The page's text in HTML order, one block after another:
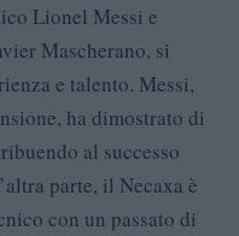
Lionel Messi e
Mascherano, si
e talento. Messi,
ha dimostrato di
al successo
parte, il Necaxa è
con un passato di